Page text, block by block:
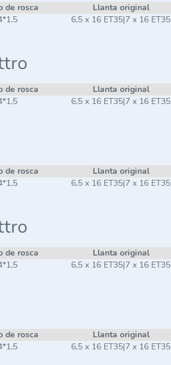
de rosca Llanta original
6,5 x 16 ET35|7 x 16 ET35
de rosca Llanta original
6,5 x 16 ET35|7 x 16 ET35
de rosca Llanta original
6,5 x 16 ET35|7 x 16 ET35
de rosca Llanta original
6,5 x 16 ET35|7 x 16 ET35
de rosca Llanta original
6,5 x 16 ET35|7 x 16 ET35